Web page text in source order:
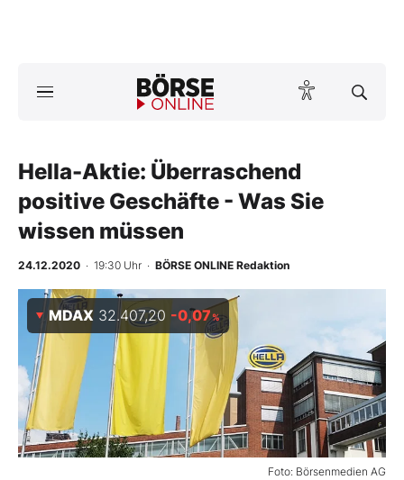
ktuelle Ausgabe BÖRSE ONLINE lesen
News
Anlageprodukte
Finanz-Check
Abo & Shop
BO-Musterdepots
Experten
Mein B:O
Hella-Aktie: Überraschend
positive Geschäfte - Was Sie
wissen müssen
24.12.2020 · 19:30 Uhr · BÖRSE ONLINE Redaktion
Foto: Börsenmedien AG
MDAX 32.407,20 -0,07%